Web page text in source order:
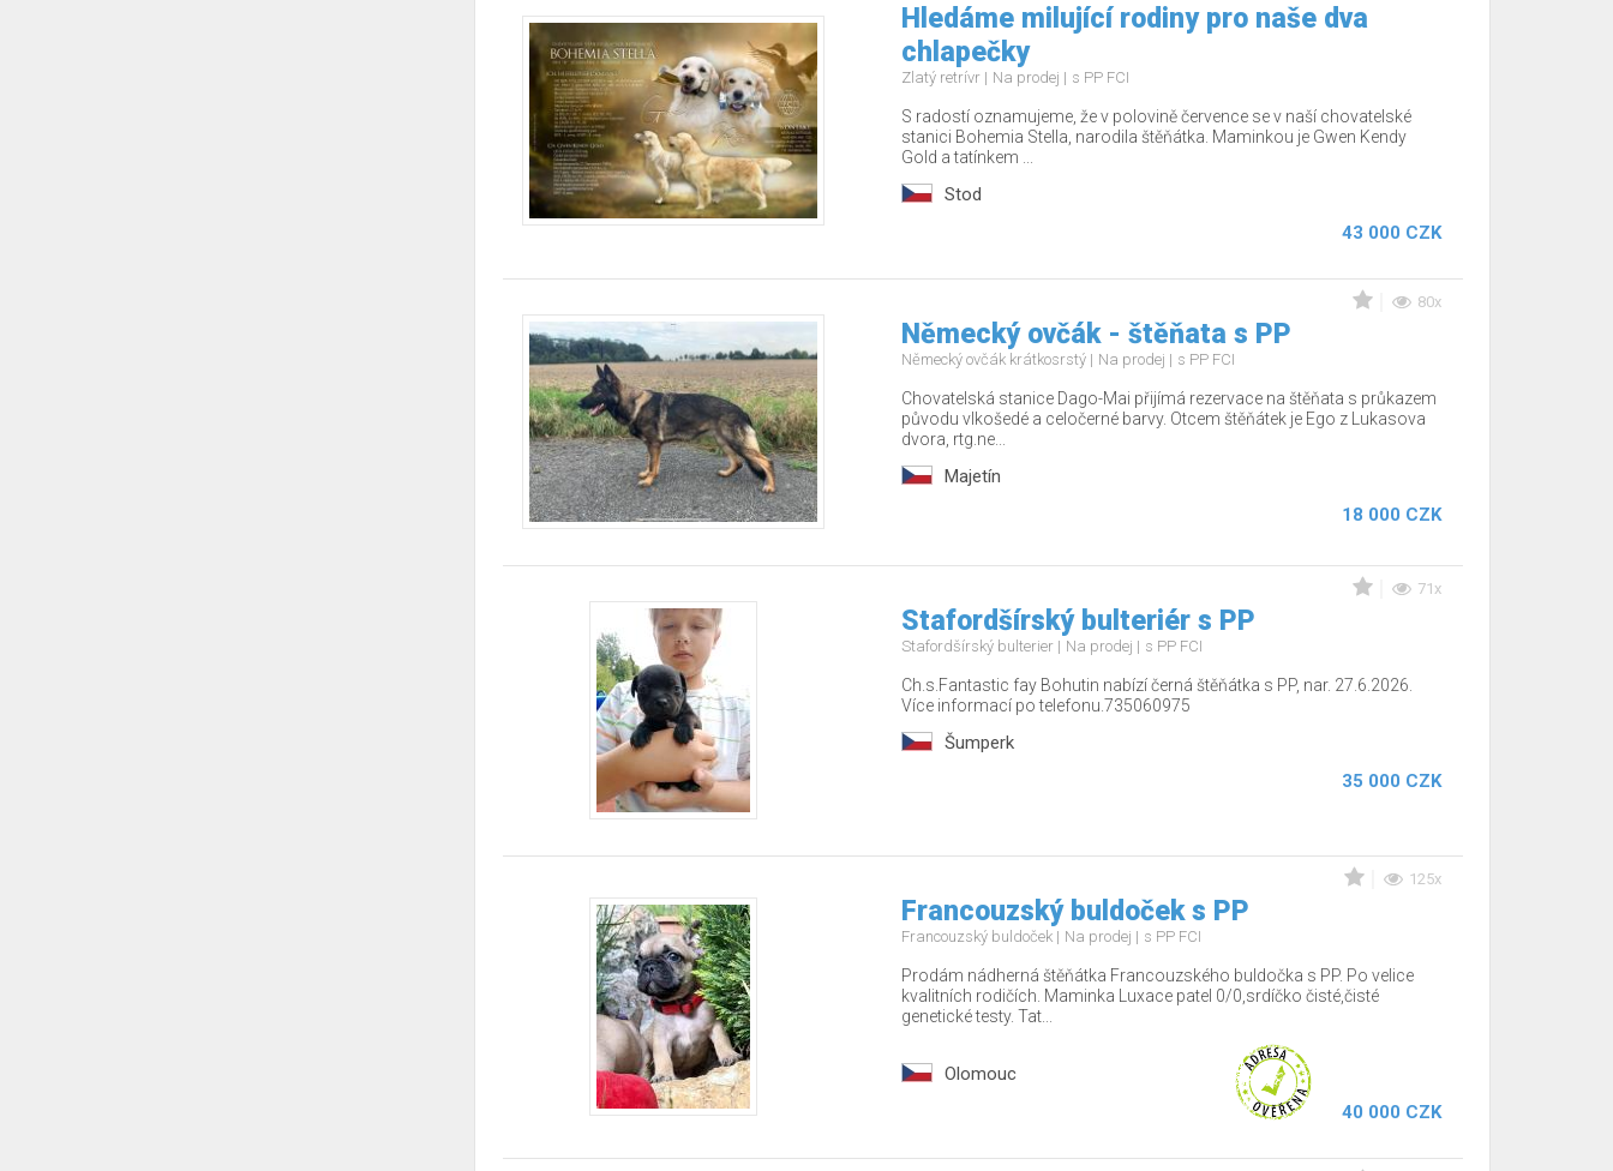
Hledáme milující rodiny pro naše dva
chlapečky
Zlatý retrívr Na prodej s PP FCI
S radostí oznamujeme, že v polovině července se v naší chovatelské
stanici Bohemia Stella, narodila štěňátka. Maminkou je Gwen Kendy
Gold a tatínkem ...
Stod
43 000 CZK
80x
Německý ovčák - štěňata s PP
Německý ovčák krátkosrstý Na prodej s PP FCI
Chovatelská stanice Dago-Mai přijímá rezervace na štěňata s průkazem
původu vlkošedé a celočerné barvy. Otcem štěňátek je Ego z Lukasova
dvora, rtg.ne...
Majetín
18 000 CZK
71x
Stafordšírský bulteriér s PP
Stafordšírský bulterier Na prodej s PP FCI
Ch.s.Fantastic fay Bohutin nabízí černá štěňátka s PP, nar. 27.6.2026.
Více informací po telefonu.735060975
Šumperk
35 000 CZK
125x
Francouzský buldoček s PP
Francouzský buldoček Na prodej s PP FCI
Prodám nádherná štěňátka Francouzského buldočka s PP. Po velice
kvalitních rodičích. Maminka Luxace patel 0/0,srdíčko čisté,čisté
genetické testy. Tat...
Olomouc
40 000 CZK